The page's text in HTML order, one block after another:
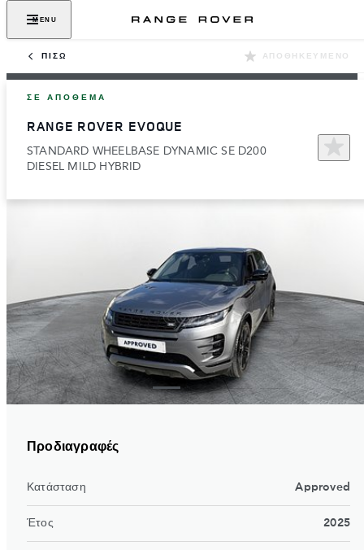
MENU
ΠΊΣΩ ΑΠΟΘΗΚΕΥΜΈΝΟ
ΣΕ ΑΠΌΘΕΜΑ
RANGE ROVER EVOQUE
STANDARD WHEELBASE DYNAMIC SE D200
DIESEL MILD HYBRID
Προδιαγραφές
Κατάσταση Approved
Έτος 2025